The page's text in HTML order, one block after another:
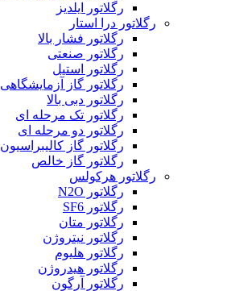
رگلاتور ایلدیز
رگلاتور درا استار
رگلاتور فشار بالا
رگلاتور صنعتی
رگلاتور استیل
رگلاتور گاز آزمایشگاهی
رگلاتور دبی بالا
رگلاتور تک مرحله ای
رگلاتور دو مرحله ای
رگلاتور گاز کالیبراسیون
رگلاتور گاز خالص
رگلاتور هرکولس
رگلاتور N2O
رگلاتور SF6
رگلاتور متان
رگلاتور نیتروژن
رگلاتور هلیوم
رگلاتور هیدروژن
رگلاتور آرگون